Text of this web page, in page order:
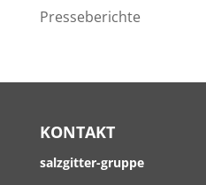
Presseberichte
KONTAKT
salzgitter-gruppe